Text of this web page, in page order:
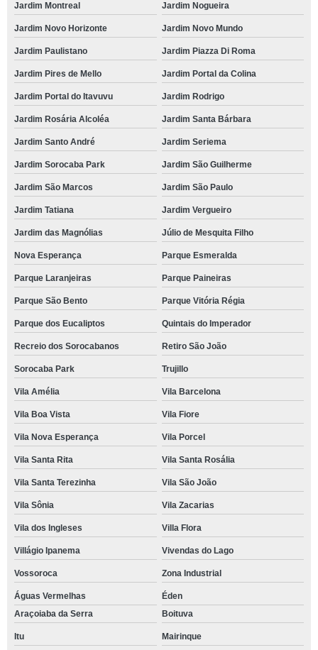
Jardim Montreal Jardim Nogueira
Jardim Novo Horizonte Jardim Novo Mundo
Jardim Paulistano Jardim Piazza Di Roma
Jardim Pires de Mello Jardim Portal da Colina
Jardim Portal do Itavuvu Jardim Rodrigo
Jardim Rosária Alcoléa Jardim Santa Bárbara
Jardim Santo André Jardim Seriema
Jardim Sorocaba Park Jardim São Guilherme
Jardim São Marcos Jardim São Paulo
Jardim Tatiana Jardim Vergueiro
Jardim das Magnólias Júlio de Mesquita Filho
Nova Esperança Parque Esmeralda
Parque Laranjeiras Parque Paineiras
Parque São Bento Parque Vitória Régia
Parque dos Eucaliptos Quintais do Imperador
Recreio dos Sorocabanos Retiro São João
Sorocaba Park Trujillo
Vila Amélia Vila Barcelona
Vila Boa Vista Vila Fiore
Vila Nova Esperança Vila Porcel
Vila Santa Rita Vila Santa Rosália
Vila Santa Terezinha Vila São João
Vila Sônia Vila Zacarias
Vila dos Ingleses Villa Flora
Villágio Ipanema Vivendas do Lago
Vossoroca Zona Industrial
Águas Vermelhas
Éden
Araçoiaba da Serra
Boituva
Itu Mairinque